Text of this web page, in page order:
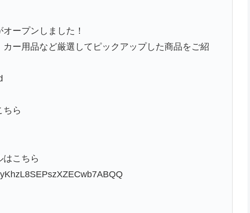
ープンしました！
ー用品など厳選してピックアップした商品をご紹
ちら
こちら